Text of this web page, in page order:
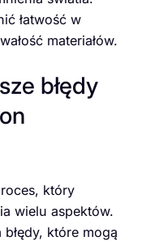
łatwość w
materiałów.
błędy
który
wielu aspektów.
które mogą